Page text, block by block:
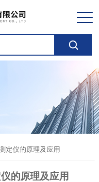
定仪的原理及应用
的原理及应用